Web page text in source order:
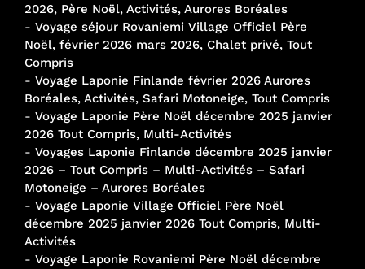
2026, Père Noël, Activités, Aurores Boréales
- Voyage séjour Rovaniemi Village Officiel Père
Noël, février 2026 mars 2026, Chalet privé, Tout
Compris
- Voyage Laponie Finlande février 2026 Aurores
Boréales, Activités, Safari Motoneige, Tout Compris
- Voyage Laponie Père Noël décembre 2025 janvier
2026 Tout Compris, Multi-Activités
- Voyages Laponie Finlande décembre 2025 janvier
2026 – Tout Compris – Multi-Activités – Safari
Motoneige – Aurores Boréales
- Voyage Laponie Village Officiel Père Noël
décembre 2025 janvier 2026 Tout Compris, Multi-
Activités
- Voyage Laponie Rovaniemi Père Noël décembre